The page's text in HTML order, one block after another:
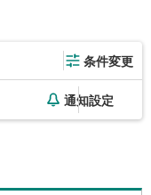
条件変更
通知設定